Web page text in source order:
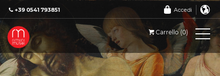
+39 0541 793851 Accedi
Carrello (0)